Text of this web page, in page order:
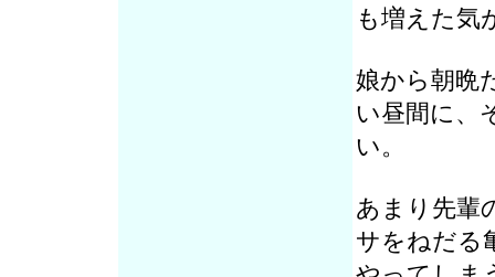
も増えた気
娘から朝晩
い昼間に、
い。
あまり先輩
サをねだる